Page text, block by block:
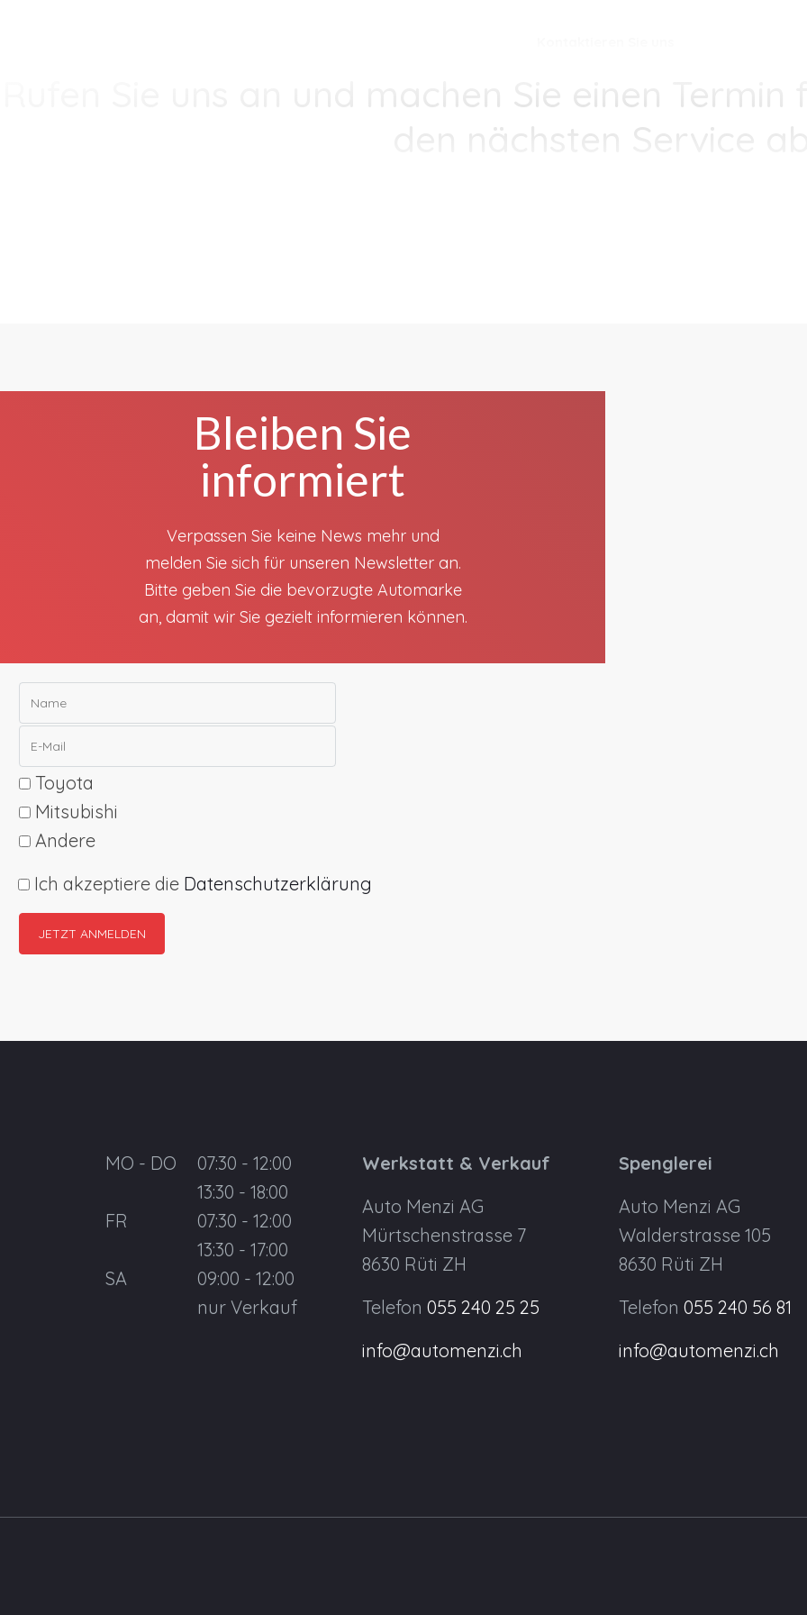
Rufen Sie uns an und machen Sie einen
den nächsten Service ab.
Bleiben Sie
informiert
Verpassen Sie keine News mehr und
melden Sie sich für unseren Newsletter an.
Bitte geben Sie die bevorzugte Automarke
an, damit wir Sie gezielt informieren können.
Toyota
Mitsubishi
Andere
Ich akzeptiere die Datenschutzerklärung
MO - DO
07:30 - 12:00
13:30 - 18:00
FR
07:30 - 12:00
13:30 - 17:00
SA
09:00 - 12:00
nur Verkauf
Werkstatt & Verkauf
Auto Menzi AG
Mürtschenstrasse 7
8630 Rüti ZH
Telefon 055 240 25 25
info@automenzi.ch
Spenglerei
Auto Menzi AG
Walderstrasse 105
8630 Rüti ZH
Telefon 055 240 56 81
info@automenzi.ch